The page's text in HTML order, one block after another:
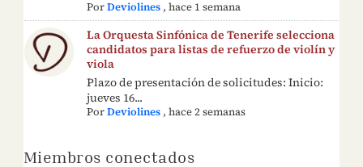
PorDeviolines ,hace 1 semana
La Orquesta Sinfónica de Tenerife selecciona
candidatos para listas de refuerzo de violín y
viola
Plazo de presentación de solicitudes: Inicio:
jueves 16...
PorDeviolines ,hace 2 semanas
Miembros conectados